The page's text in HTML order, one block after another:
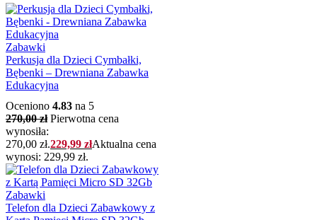
Zabawki
Perkusja dla Dzieci Cymbałki,
Bębenki – Drewniana Zabawka
Edukacyjna
Oceniono 4.83 na 5
270,00zł Pierwotna cena
wynosiła:
270,00 zł.229,99 złAktualna cena
wynosi: 229,99 zł.
Zabawki
Telefon dla Dzieci Zabawkowy z